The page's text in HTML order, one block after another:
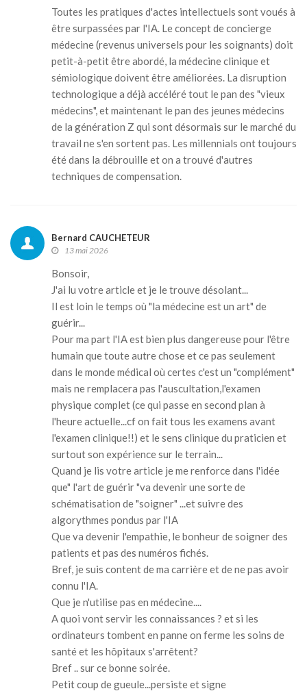
Toutes les pratiques d'actes intellectuels sont voués à
être surpassées par l'IA. Le concept de concierge
médecine (revenus universels pour les soignants) doit
petit-à-petit être abordé, la médecine clinique et
sémiologique doivent être améliorées. La disruption
technologique a déjà accéléré tout le pan des "vieux
médecins", et maintenant le pan des jeunes médecins
de la génération Z qui sont désormais sur le marché du
travail ne s'en sortent pas. Les millennials ont toujours
été dans la débrouille et on a trouvé d'autres
techniques de compensation.
Bernard CAUCHETEUR
13 mai 2026
Bonsoir,
J'ai lu votre article et je le trouve désolant...
Il est loin le temps où "la médecine est un art" de
guérir...
Pour ma part l'IA est bien plus dangereuse pour l'être
humain que toute autre chose et ce pas seulement
dans le monde médical où certes c'est un "complément"
mais ne remplacera pas l'auscultation,l'examen
physique complet (ce qui passe en second plan à
l'heure actuelle...cf on fait tous les examens avant
l'examen clinique!!) et le sens clinique du praticien et
surtout son expérience sur le terrain...
Quand je lis votre article je me renforce dans l'idée
que" l'art de guérir "va devenir une sorte de
schématisation de "soigner" ...et suivre des
algorythmes pondus par l'IA
Que va devenir l'empathie, le bonheur de soigner des
patients et pas des numéros fichés.
Bref, je suis content de ma carrière et de ne pas avoir
connu l'IA.
Que je n'utilise pas en médecine....
A quoi vont servir les connaissances ? et si les
ordinateurs tombent en panne on ferme les soins de
santé et les hôpitaux s'arrêtent?
Bref .. sur ce bonne soirée.
Petit coup de gueule...persiste et signe